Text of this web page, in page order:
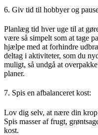
6. Giv tid til hobbyer og
Planlæg tid hver uge til at
være så simpelt som at tage
hjælpe med at forhindre
deltag i aktiviteter, som du
muligt, så undgå at
planer.
7. Spis en afbalanceret kost:
Lov dig selv, at nære din
Spis masser af frugt,
kost.